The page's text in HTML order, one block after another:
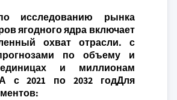
исследованию рынка
ягодного ядра включает
охват отрасли. с
по объему и
и миллионам
с 2021 по 2032 годДля